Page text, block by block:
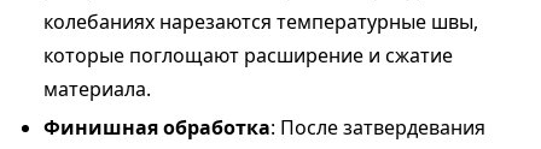
колебаниях нарезаются температурные швы,
которые поглощают расширение и сжатие
материала.
Финишная обработка: После затвердевания